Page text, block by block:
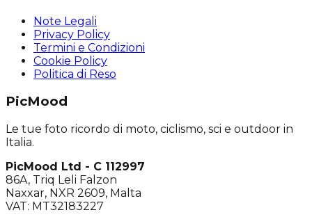
Note Legali
Privacy Policy
Termini e Condizioni
Cookie Policy
Politica di Reso
PicMood
Le tue foto ricordo di moto, ciclismo, sci e outdoor in
Italia.
PicMood Ltd - C 112997
86A, Triq Leli Falzon
Naxxar, NXR 2609, Malta
VAT: MT32183227